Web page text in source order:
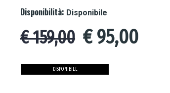
Disponibilità: Disponibile
€ 159,00 €95,00
DISPONIBILE